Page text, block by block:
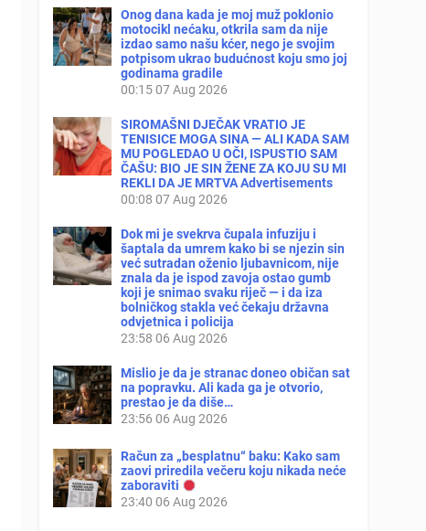
Onog dana kada je moj muž poklonio
motocikl nećaku, otkrila sam da nije
izdao samo našu kćer, nego je svojim
potpisom ukrao budućnost koju smo joj
godinama gradile
00:15 07 Aug 2026
SIROMAŠNI DJEČAK VRATIO JE
TENISICE MOGA SINA — ALI KADA SAM
MU POGLEDAO U OČI, ISPUSTIO SAM
ČAŠU: BIO JE SIN ŽENE ZA KOJU SU MI
REKLI DA JE MRTVA Advertisements
00:08 07 Aug 2026
Dok mi je svekrva čupala infuziju i
šaptala da umrem kako bi se njezin sin
već sutradan oženio ljubavnicom, nije
znala da je ispod zavoja ostao gumb
koji je snimao svaku riječ — i da iza
bolničkog stakla već čekaju državna
odvjetnica i policija
23:58 06 Aug 2026
Mislio je da je stranac doneo običan sat
na popravku. Ali kada ga je otvorio,
prestao je da diše…
23:56 06 Aug 2026
Račun za „besplatnu“ baku: Kako sam
zaovi priredila večeru koju nikada neće
zaboraviti
23:40 06 Aug 2026